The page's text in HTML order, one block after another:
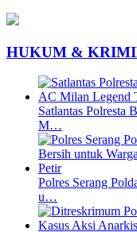
HUKUM &
Satlantas Polresta
M…
Polres Serang
u…